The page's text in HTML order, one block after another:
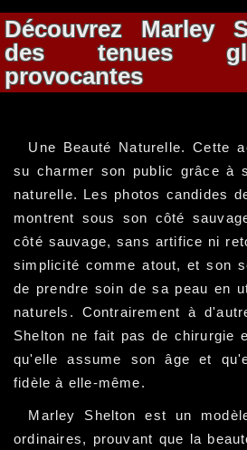
Découvrez Marley
des tenues
provocantes
Une Beauté Naturelle. Cette
su charmer son public grâce à
naturelle. Les photos candides
montrent sous son côté
côté sauvage, sans artifice ni
simplicité comme atout, et son
de prendre soin de sa peau en
naturels. Contrairement à
Shelton ne fait pas de chirurgie
qu'elle assume son âge et
fidèle à elle-même.
Marley Shelton est un
ordinaires, prouvant que la